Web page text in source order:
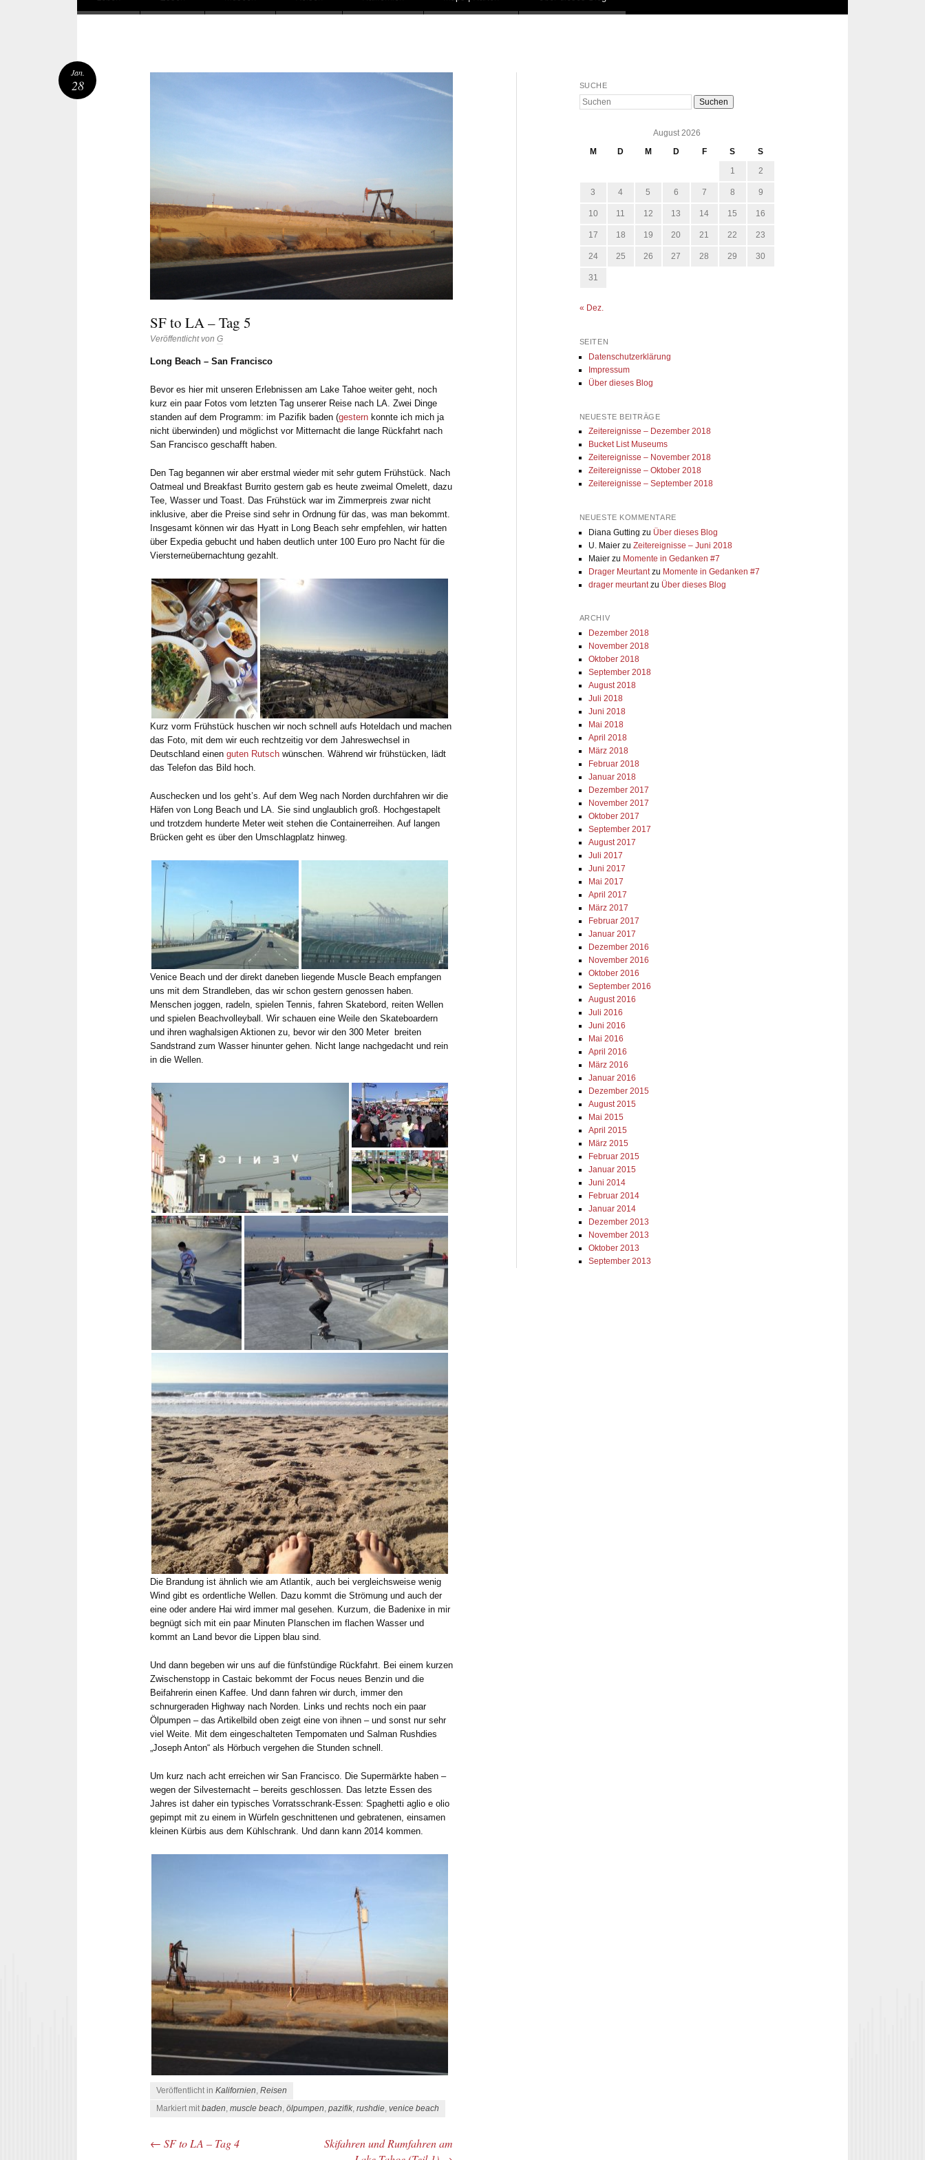
SF to LA – Tag 5
Veröffentlicht von G
Long Beach – San Francisco
Bevor es hier mit unseren Erlebnissen am Lake Tahoe weiter geht, noch
kurz ein paar Fotos vom letzten Tag unserer Reise nach LA. Zwei Dinge
standen auf dem Programm: im Pazifik baden (gestern konnte ich mich ja
nicht überwinden) und möglichst vor Mitternacht die lange Rückfahrt nach
San Francisco geschafft haben.
Den Tag begannen wir aber erstmal wieder mit sehr gutem Frühstück. Nach
Oatmeal und Breakfast Burrito gestern gab es heute zweimal Omelett, dazu
Tee, Wasser und Toast. Das Frühstück war im Zimmerpreis zwar nicht
inklusive, aber die Preise sind sehr in Ordnung für das, was man bekommt.
Insgesamt können wir das Hyatt in Long Beach sehr empfehlen, wir hatten
über Expedia gebucht und haben deutlich unter 100 Euro pro Nacht für die
Viersterneübernachtung gezahlt.
Kurz vorm Frühstück huschen wir noch schnell aufs Hoteldach und machen
das Foto, mit dem wir euch rechtzeitig vor dem Jahreswechsel in
Deutschland einen guten Rutsch wünschen. Während wir frühstücken, lädt
das Telefon das Bild hoch.
Auschecken und los geht’s. Auf dem Weg nach Norden durchfahren wir die
Häfen von Long Beach und LA. Sie sind unglaublich groß. Hochgestapelt
und trotzdem hunderte Meter weit stehen die Containerreihen. Auf langen
Brücken geht es über den Umschlagplatz hinweg.
Venice Beach und der direkt daneben liegende Muscle Beach empfangen
uns mit dem Strandleben, das wir schon gestern genossen haben.
Menschen joggen, radeln, spielen Tennis, fahren Skatebord, reiten Wellen
und spielen Beachvolleyball. Wir schauen eine Weile den Skateboardern
und ihren waghalsigen Aktionen zu, bevor wir den 300 Meter breiten
Sandstrand zum Wasser hinunter gehen. Nicht lange nachgedacht und rein
in die Wellen.
Die Brandung ist ähnlich wie am Atlantik, auch bei vergleichsweise wenig
Wind gibt es ordentliche Wellen. Dazu kommt die Strömung und auch der
eine oder andere Hai wird immer mal gesehen. Kurzum, die Badenixe in mir
begnügt sich mit ein paar Minuten Planschen im flachen Wasser und
kommt an Land bevor die Lippen blau sind.
Und dann begeben wir uns auf die fünfstündige Rückfahrt. Bei einem kurzen
Zwischenstopp in Castaic bekommt der Focus neues Benzin und die
Beifahrerin einen Kaffee. Und dann fahren wir durch, immer den
schnurgeraden Highway nach Norden. Links und rechts noch ein paar
Ölpumpen – das Artikelbild oben zeigt eine von ihnen – und sonst nur sehr
viel Weite. Mit dem eingeschalteten Tempomaten und Salman Rushdies
„Joseph Anton“ als Hörbuch vergehen die Stunden schnell.
Um kurz nach acht erreichen wir San Francisco. Die Supermärkte haben –
wegen der Silvesternacht – bereits geschlossen. Das letzte Essen des
Jahres ist daher ein typisches Vorratsschrank-Essen: Spaghetti aglio e olio
gepimpt mit zu einem in Würfeln geschnittenen und gebratenen, einsamen
kleinen Kürbis aus dem Kühlschrank. Und dann kann 2014 kommen.
Veröffentlicht in Kalifornien Reisen
Markiert mit baden muscle beach ölpumpen pazifik rushdie venice beach
Jan.
28
Beitrags-Navigation
← SF to LA – Tag 4
Skifahren und Rumfahren am
SUCHE
Suchen
August 2026
M
D M D F S
S
1
2
3 4 5 6 7 8 9
10 11 12 13 14 15 16
17 18 19 20 21 22 23
24 25 26 27 28 29 30
31
« Dez.
SEITEN
Datenschutzerklärung
Impressum
Über dieses Blog
NEUESTE BEITRÄGE
Zeitereignisse – Dezember 2018
Bucket List Museums
Zeitereignisse – November 2018
Zeitereignisse – Oktober 2018
Zeitereignisse – September 2018
NEUESTE KOMMENTARE
Diana Gutting zu Über dieses Blog
U. Maierzu Zeitereignisse – Juni 2018
Maierzu Momente in Gedanken #7
Drager Meurtantzu Momente in Gedanken #7
drager meurtantzu Über dieses Blog
ARCHIV
Dezember 2018
November 2018
Oktober 2018
September 2018
August 2018
Juli 2018
Juni 2018
Mai 2018
April 2018
März 2018
Februar 2018
Januar 2018
Dezember 2017
November 2017
Oktober 2017
September 2017
August 2017
Juli 2017
Juni 2017
Mai 2017
April 2017
März 2017
Februar 2017
Januar 2017
Dezember 2016
November 2016
Oktober 2016
September 2016
August 2016
Juli 2016
Juni 2016
Mai 2016
April 2016
März 2016
Januar 2016
Dezember 2015
August 2015
Mai 2015
April 2015
März 2015
Februar 2015
Januar 2015
Juni 2014
Februar 2014
Januar 2014
Dezember 2013
November 2013
Oktober 2013
September 2013